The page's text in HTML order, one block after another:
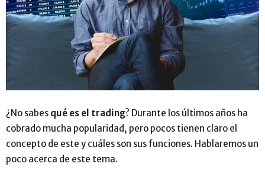
¿No sabes qué es el trading? Durante los últimos años ha
cobrado mucha popularidad, pero pocos tienen claro el
concepto de este y cuáles son sus funciones. Hablaremos un
poco acerca de este tema.